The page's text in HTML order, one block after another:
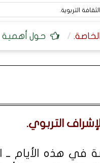
التربوية.
حول أهمية
التربوي.
في هذه الأيام